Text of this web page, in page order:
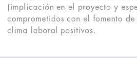
(implicación en el proyecto y
comprometidos con el fomento
clima laboral positivos.